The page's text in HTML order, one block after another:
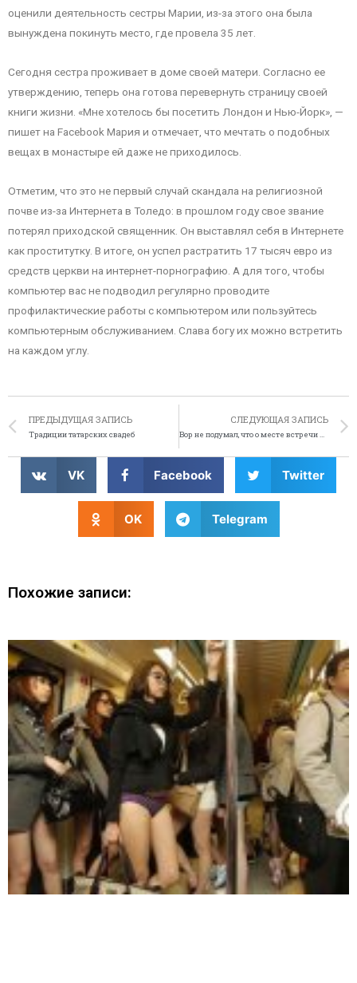
оценили деятельность сестры Марии, из-за этого она была
вынуждена покинуть место, где провела 35 лет.
Сегодня сестра проживает в доме своей матери. Согласно ее
утверждению, теперь она готова перевернуть страницу своей
книги жизни. «Мне хотелось бы посетить Лондон и Нью-Йорк», —
пишет на Facebook Мария и отмечает, что мечтать о подобных
вещах в монастыре ей даже не приходилось.
Отметим, что это не первый случай скандала на религиозной
почве из-за Интернета в Толедо: в прошлом году свое звание
потерял приходской священник. Он выставлял себя в Интернете
как проститутку. В итоге, он успел растратить 17 тысяч евро из
средств церкви на интернет-порнографию. А для того, чтобы
компьютер вас не подводил регулярно проводите
профилактические работы с компьютером или пользуйтесь
компьютерным обслуживанием. Слава богу их можно встретить
на каждом углу.
ПРЕДЫДУЩАЯ ЗАПИСЬ
Традиции татарских свадеб
СЛЕДУЮЩАЯ ЗАПИСЬ
Вор не подумал, что о месте встречи может узнать полиция
VK Facebook Twitter
OK Telegram
Похожие записи: